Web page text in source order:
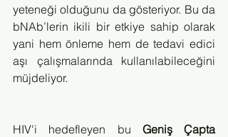
yeteneği olduğunu da gösteriyor. Bu da
bNAb’lerin ikili bir etkiye sahip olarak
yani hem önleme hem de tedavi edici
aşı çalışmalarında kullanılabileceğini
müjdeliyor.
HIV'i hedefleyen bu Geniş Çapta